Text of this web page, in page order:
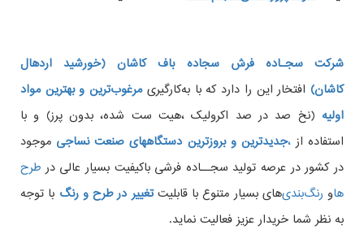
شرکت سجـاده فرش سجاده باف کاشان (خورشید اردهال
کاشان) افتخار این را دارد که با به‌کارگیریمرغوب‌ترین و بهترین مواد
اولیه (نخ صد در صد اکرولیک ،هیت ست شده، بدون پرز) و با
استفاده ازجدیدترین و بروزترین دستگاههای صنعت نساجی،
موجود
در کشور در عرصه تولید سجــاده فرشی باکیفیت بسیار عالی درطرح
هاو های بسیار متنوع با قابلیتتغییر در طرح و رنگ با توجه
به نظر شما خریدار عزیز فعالیت نماید.